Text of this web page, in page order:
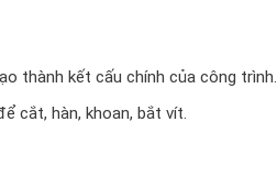
thành kết cấu chính của công trình.
cắt, hàn, khoan, bắt vít.